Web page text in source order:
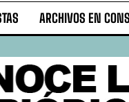
ARCHIVOS EN